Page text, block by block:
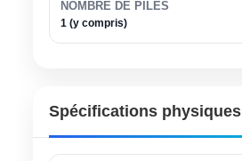
NOMBRE DE PILES
1 (y compris)
Spécifications physiques